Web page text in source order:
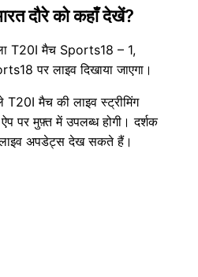
दौरे को कहाँ देखें?
T20I मैच Sports18 – 1,
पर लाइव दिखाया जाएगा।
मैच की लाइव स्ट्रीमिंग
पर मुफ़्त में उपलब्ध होगी। दर्शक
अपडेट्स देख सकते हैं।